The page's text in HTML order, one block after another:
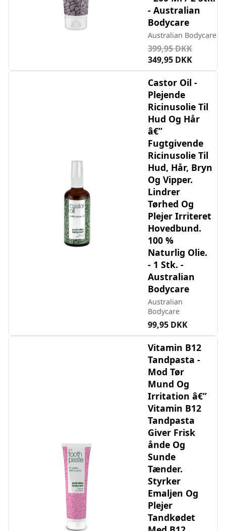
- Australian
Bodycare
Australian Bodycare
399,95 DKK
349,95 DKK
Castor Oil -
Plejende
Ricinusolie Til
Hud Og Hår
â€”
Fugtgivende
Ricinusolie Til
Hud, Hår, Bryn
Og Vipper.
Lindrer
Tørhed Og
Plejer Irriteret
Hovedbund.
100 %
Naturlig Olie.
- 1 Stk. -
Australian
Bodycare
Australian
Bodycare
99,95 DKK
Vitamin B12
Tandpasta -
Mod Tør
Mund Og
Irritation â€”
Vitamin B12
Tandpasta
Giver Frisk
ånde Og
Sunde
Tænder.
Styrker
Emaljen Og
Plejer
Tandkødet